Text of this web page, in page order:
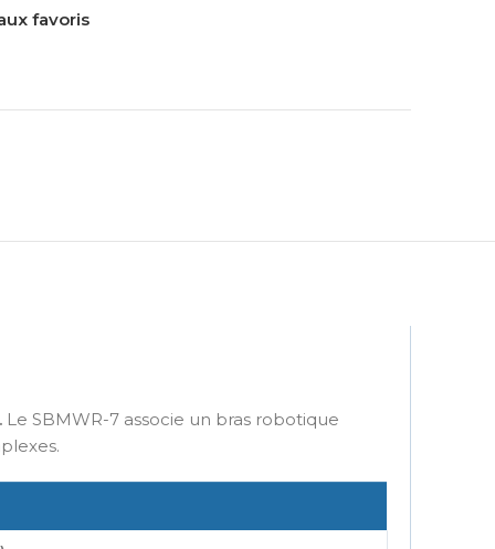
favoris
Le SBMWR-7 associe un bras robotique